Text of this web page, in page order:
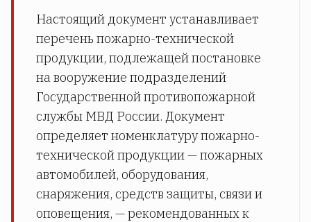
Настоящий документ устанавливает
перечень пожарно-технической
продукции, подлежащей постановке
на вооружение подразделений
Государственной противопожарной
службы МВД России. Документ
определяет номенклатуру пожарно-
технической продукции — пожарных
автомобилей, оборудования,
снаряжения, средств защиты, связи и
оповещения, — рекомендованных к